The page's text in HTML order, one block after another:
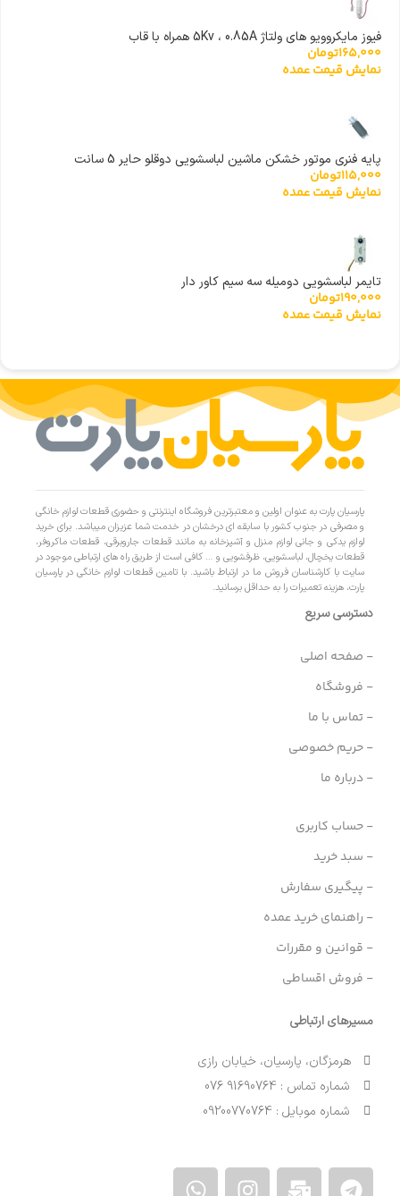
فیوز مایکروویو های ولتاژ 5Kv ، 0.85A همراه با قاب
165,000تومان
نمایش قیمت عمده
پایه فنری موتور خشکن ماشین لباسشویی دوقلو حایر 5 سانت
115,000تومان
نمایش قیمت عمده
تایمر لباسشویی دومیله سه سیم کاور دار
190,000تومان
نمایش قیمت عمده
پارسیان پارت به عنوان اولین و معتبرترین فروشگاه اینترنتی و حضوری قطعات لوازم خانگی
و مصرفی در جنوب کشور با سابقه ای درخشان در خدمت شما عزیزان میباشد. برای خرید
لوازم یدکی و جانی لوازم منزل و آشپزخانه به مانند قطعات جاروبرقی، قطعات ماکروفر،
قطعات یخچال، لباسشویی، ظرفشویی و … کافی است از طریق راه های ارتباطی موجود در
سایت با کارشناسان فروش ما در ارتباط باشید. با تامین قطعات لوازم خانگی در پارسیان
پارت، هزینه تعمیرات را به حداقل برسانید.
دسترسی سریع
- صفحه اصلی
- فروشگاه
- تماس با ما
- حریم خصوصی
- درباره ما
- حساب کاربری
- سبد خرید
- پیگیری سفارش
- راهنمای خرید عمده
- قوانین و مقررات
- فروش اقساطی
مسیرهای ارتباطی
هرمزگان، پارسیان، خیابان رازی
شماره تماس : 91690764 076
شماره موبایل : 09200770764